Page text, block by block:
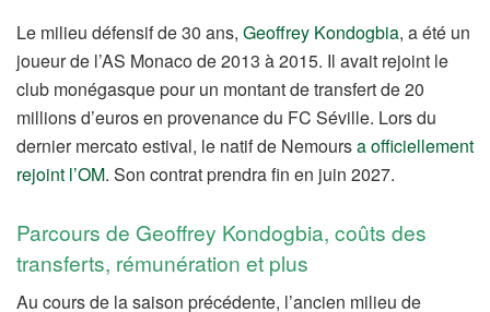
Le milieu défensif de 30 ans, Geoffrey Kondogbia, a été un
joueur de l’AS Monaco de 2013 à 2015. Il avait rejoint le
club monégasque pour un montant de transfert de 20
millions d’euros en provenance du FC Séville. Lors du
dernier mercato estival, le natif de Nemoursa officiellement
rejoint l’OM. Son contrat prendra fin en juin 2027.
Parcours de Geoffrey Kondogbia, coûts des
transferts, rémunération et plus
Au cours de la saison précédente, l’ancien milieu de